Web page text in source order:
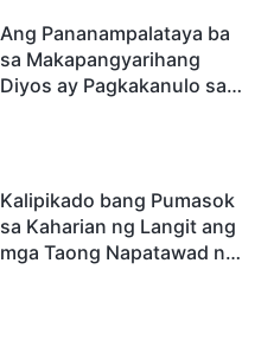
Ang Pananampalataya ba
sa Makapangyarihang
Diyos ay Pagkakanulo sa
Kalipikado bang Pumasok
sa Kaharian ng Langit ang
mga Taong Napatawad na